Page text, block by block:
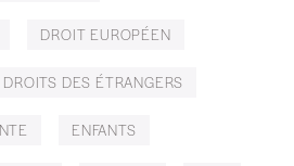
DROIT EUROPÉEN
DROITS DES ÉTRANGERS
ENFANTS